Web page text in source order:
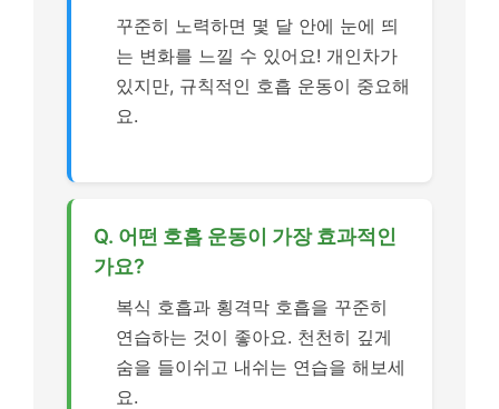
꾸준히 노력하면 몇 달 안에 눈에 띄
는 변화를 느낄 수 있어요! 개인차가
있지만, 규칙적인 호흡 운동이 중요해
요.
Q. 어떤 호흡 운동이 가장 효과적인
가요?
복식 호흡과 횡격막 호흡을 꾸준히
연습하는 것이 좋아요. 천천히 깊게
숨을 들이쉬고 내쉬는 연습을 해보세
요.